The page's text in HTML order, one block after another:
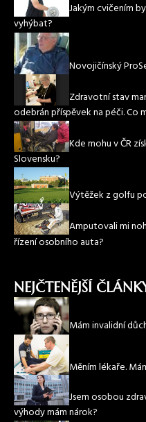
Jakým cvičením
vyhýbat?
Novojičínský
Zdravotní stav
odebrán příspěvek na péči. Co
Kde mohu v ČR
Slovensku?
Výtěžek z golfu
Amputovali mi
řízení osobního auta?
NEJČTENĚJŠÍ
Mám invalidní
Měním lékaře.
Jsem osobou
výhody mám nárok?